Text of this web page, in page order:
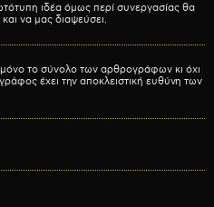
ιδέα όμως περί συνεργασίας θα
να μας διαψεύσει.
το σύνολο των αρθρογράφων κι όχι
έχει την αποκλειστική ευθύνη των